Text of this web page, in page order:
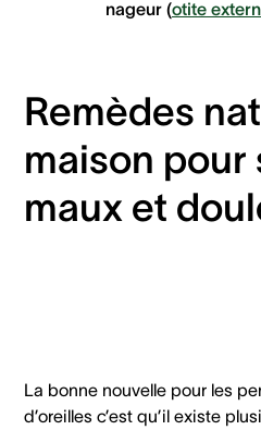
nageur (otite
Remèdes
maison pour
maux et
La bonne nouvelle pour les
d’oreilles c’est qu’il existe